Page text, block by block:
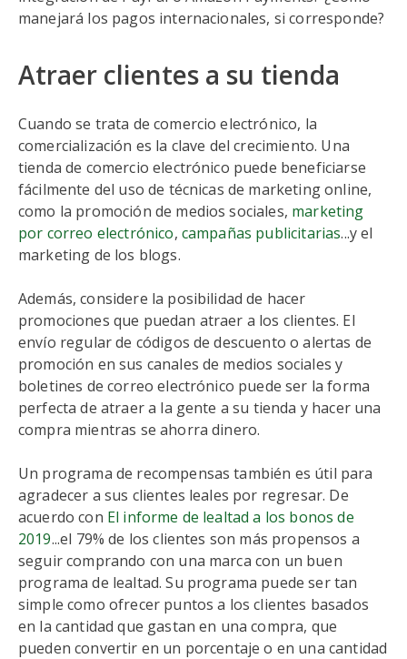
manejará los pagos internacionales, si corresponde?
Atraer clientes a su tienda
Cuando se trata de comercio electrónico, la
comercialización es la clave del crecimiento. Una
tienda de comercio electrónico puede beneficiarse
fácilmente del uso de técnicas de marketing online,
como la promoción de medios sociales, marketing
por correo electrónico, campañas publicitarias...y el
marketing de los blogs.
Además, considere la posibilidad de hacer
promociones que puedan atraer a los clientes. El
envío regular de códigos de descuento o alertas de
promoción en sus canales de medios sociales y
boletines de correo electrónico puede ser la forma
perfecta de atraer a la gente a su tienda y hacer una
compra mientras se ahorra dinero.
Un programa de recompensas también es útil para
agradecer a sus clientes leales por regresar. De
acuerdo con El informe de lealtad a los bonos de
2019...el 79% de los clientes son más propensos a
seguir comprando con una marca con un buen
programa de lealtad. Su programa puede ser tan
simple como ofrecer puntos a los clientes basados
en la cantidad que gastan en una compra, que
pueden convertir en un porcentaje o en una cantidad